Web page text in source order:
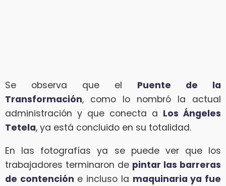
Se observa que el Puente de la
Transformación, como lo nombró la actual
administración y que conecta a Los Ángeles
Tetela, ya está concluido en su totalidad.
En las fotografías ya se puede ver que los
trabajadores terminaron de pintar las barreras
de contención e incluso la maquinaria ya fue